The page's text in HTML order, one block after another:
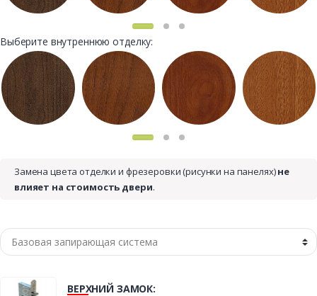
Выберите внутреннюю отделку:
Замена цвета отделки и фрезеровки (рисунки на панелях)не
влияет на стоимость двери.
ВЕРХНИЙ ЗАМОК: